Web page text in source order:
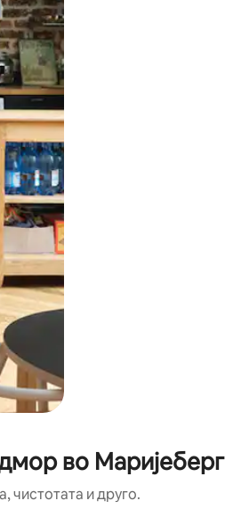
или со лизгање.
во Маријеберг
чистотата и друго.